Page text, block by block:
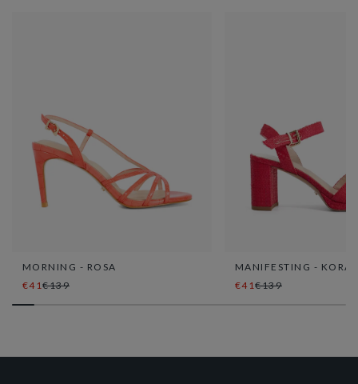
MORNING - ROSA
€41€139
MANIFESTING -
€41€139